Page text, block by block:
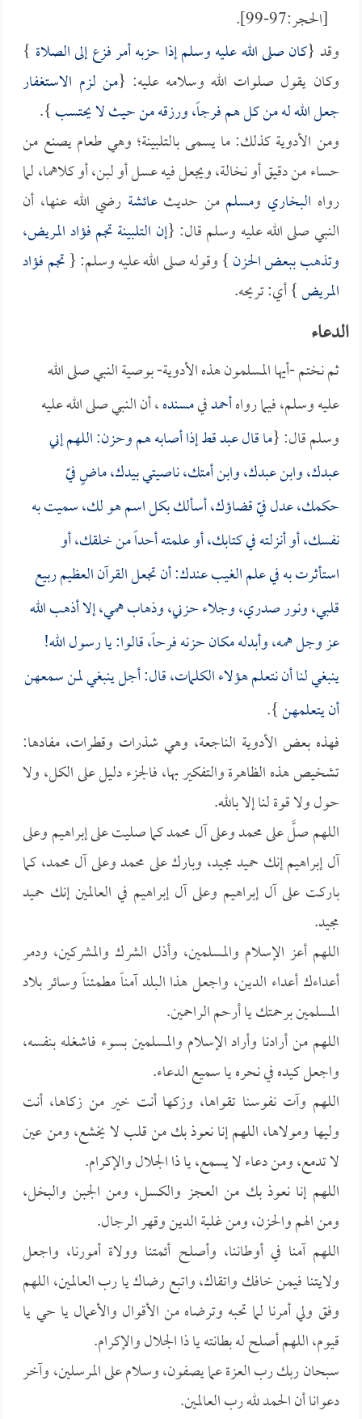
[الحجر:97-99].
وقد {كان صلى الله عليه وسلم إذا حزبه أمر فزع إلى الصلاة }
وكان يقول صلوات الله وسلامه عليه: {من لزم الاستغفار
جعل الله له من كل هم فرجاً، ورزقه من حيث لا يحتسب}.
ومن الأدوية كذلك: ما يسمى بالتلبينة؛ وهي طعام يصنع من
حساء من دقيق أو نخالة، ويجعل فيه عسل أو لبن، أو كلاهما، لما
رواه البخاري ومسلم من حديثعائشة رضي الله عنها، أن
النبي صلى الله عليه وسلم قال: {إن التلبينة تجم فؤاد المريض،
وتذهب ببعض الحزن} وقوله صلى الله عليه وسلم: {تجم فؤاد
المريض} أي: تريحه.
الدعاء
ثم نختم -أيها المسلمون هذه الأدوية- بوصية النبي صلى الله
عليه وسلم، فيما رواهأحمدفيمسنده، أن النبي صلى الله عليه
وسلم قال: {ما قال عبد قط إذا أصابه هم وحزن: اللهم إني
عبدك، وابن عبدك، وابن أمتك، ناصيتي بيدك، ماضٍ فيّ
حكمك، عدل فيّ قضاؤك، أسألك بكل اسم هو لك، سميت به
نفسك، أو أنزلته في كتابك، أو علمته أحداً من خلقك، أو
استأثرت به في علم الغيب عندك: أن تجعل القرآن العظيم ربيع
قلبي، ونور صدري، وجلاء حزني، وذهاب همي، إلا أذهب الله
عز وجل همه، وأبدله مكان حزنه فرحاً، قالوا: يا رسول الله!
ينبغي لنا أن نتعلم هؤلاء الكلمات، قال: أجل ينبغي لمن سمعهن
أن يتعلمهن}.
فهذه بعض الأدوية الناجعة، وهي شذرات وقطرات، مفادها:
تشخيص هذه الظاهرة والتفكير بها، فالجزء دليل على الكل، ولا
حول ولا قوة لنا إلا بالله.
اللهم صلَّ على محمد وعلى آل محمد كما صليت على إبراهيم وعلى
آل إبراهيم إنك حميد مجيد، وبارك على محمد وعلى آل محمد، كما
باركت على آل إبراهيم وعلى آل إبراهيم في العالمين إنك حميد
مجيد.
اللهم أعز الإسلام والمسلمين، وأذل الشرك والمشركين، ودمر
أعداءك أعداء الدين، واجعل هذا البلد آمناً مطمئناً وسائر بلاد
المسلمين برحمتك يا أرحم الراحمين.
اللهم من أرادنا وأراد الإسلام والمسلمين بسوء فاشغله بنفسه،
واجعل كيده في نحره يا سميع الدعاء.
اللهم وآت نفوسنا تقواها، وزكها أنت خير من زكاها، أنت
وليها ومولاها، اللهم إنا نعوذ بك من قلب لا يخشع، ومن عين
لا تدمع، ومن دعاء لا يسمع، يا ذا الجلال والإكرام.
اللهم إنا نعوذ بك من العجز والكسل، ومن الجبن والبخل،
ومن الهم والحزن، ومن غلبة الدين وقهر الرجال.
اللهم آمنا في أوطاننا، وأصلح أئمتنا وولاة أمورنا، واجعل
ولايتنا فيمن خافك واتقاك، واتبع رضاك يا رب العالمين، اللهم
وفق ولي أمرنا لما تحبه وترضاه من الأقوال والأعمال يا حي يا
قيوم، اللهم أصلح له بطانته يا ذا الجلال والإكرام.
سبحان ربك رب العزة عما يصفون، وسلام على المرسلين، وآخر
دعوانا أن الحمد لله رب العالمين.